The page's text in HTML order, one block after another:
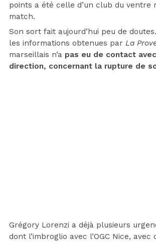
points a été celle d’un club du ventre
match.
Son sort fait aujourd’hui peu de
les informations obtenues par La
marseillais n’a pas eu de contact
direction, concernant la rupture de
Grégory Lorenzi a déjà plusieurs
dont l’imbroglio avec l’OGC Nice, avec